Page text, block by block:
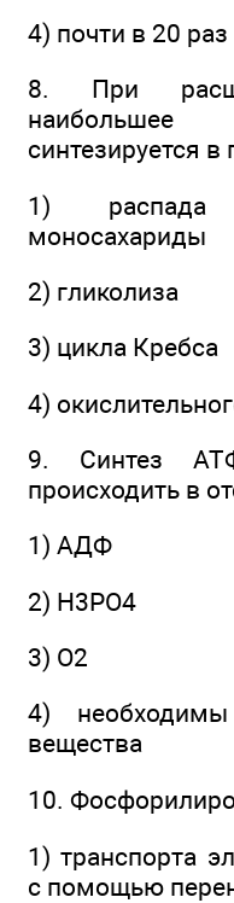
4) почти в 20
8. При
синтезируется в
1) распада
моносахариды
2) гликолиза
3) цикла Кребса
4)
9. Синтез
происходить в
1) АДФ
2) Н3РО4
3) О2
4)
вещества
10.
1) транспорта
с помощью